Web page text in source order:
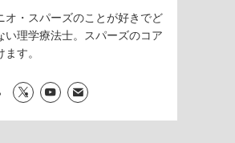
オ・スパーズのことが好きでど
い理学療法士。スパーズのコア
す。